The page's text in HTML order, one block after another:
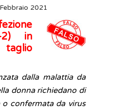
2021
2) in
taglio
dalla malattia da
donna richiedano di
o confermata da virus